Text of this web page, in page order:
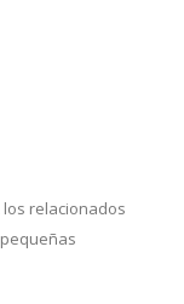
relacionados